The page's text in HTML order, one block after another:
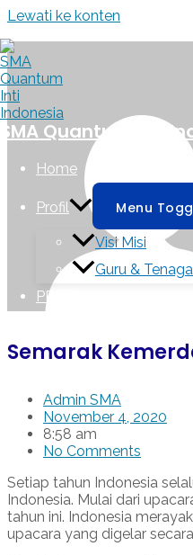
Lewati ke konten
SMA Quantum Inti
Home
Profil Menu
Visi Misi
Guru &
PPDB
Semarak
Admin SMA
November 4, 2020
8:58 am
No Comments
Setiap tahun Indonesia
Indonesia. Mulai dari
tahun ini. Indonesia
upacara yang digelar